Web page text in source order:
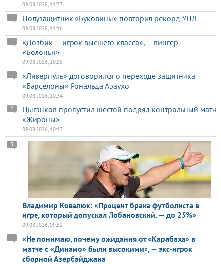
09.08.2026, 11:37
Полузащитник «Буковины» повторил рекорд УПЛ
09.08.2026, 11:16
«Довбик — игрок высшего класса», — вингер
«Болоньи»
09.08.2026, 10:55
«Ливерпуль» договорился о переходе защитника
«Барселоны» Рональда Араухо
09.08.2026, 10:34
Цыганков пропустил шестой подряд контрольный матч
«Жироны»
2
09.08.2026, 10:13
Владимир Ковалюк: «Процент брака футболиста в
игре, который допускал Лобановский, — до 25%»
3
09.08.2026, 09:52
«Не понимаю, почему ожидания от «Карабаха» в
матче с «Динамо» были высокими», — экс-игрок
сборной Азербайджана